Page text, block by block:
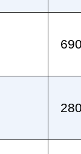
690
280